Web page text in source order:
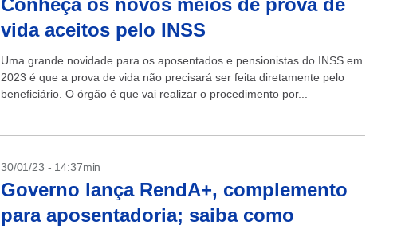
Conheça os novos meios de prova de
vida aceitos pelo INSS
Uma grande novidade para os aposentados e pensionistas do INSS em
2023 é que a prova de vida não precisará ser feita diretamente pelo
beneficiário. O órgão é que vai realizar o procedimento por...
30/01/23 - 14:37min
Governo lança RendA+, complemento
para aposentadoria; saiba como